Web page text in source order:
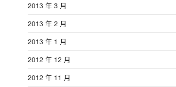
2013 年 3 月
2013 年 2 月
2013 年 1 月
2012 年 12 月
2012 年 11 月